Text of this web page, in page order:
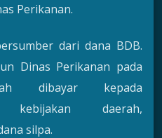
Perikanan.
dari dana BDB.
Dinas Perikanan pada
dibayar kepada
kebijakan daerah,
silpa.